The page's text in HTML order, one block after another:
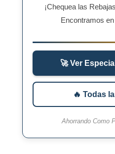
¡Chequea las
Encontramos
🚀 Ver
🔥 Todas
Ahorrando Como